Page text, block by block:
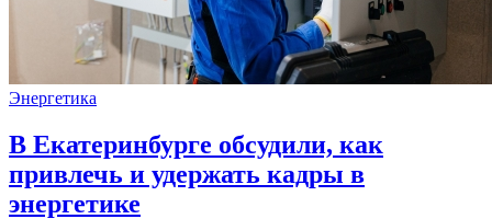
Энергетика
В Екатеринбурге обсудили, как
привлечь и удержать кадры в
энергетике